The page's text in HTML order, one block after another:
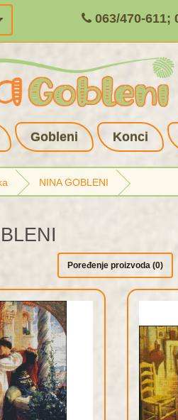
063/470-611;
Gobleni Konci
NINA GOBLENI
Poređenje proizvoda (0)